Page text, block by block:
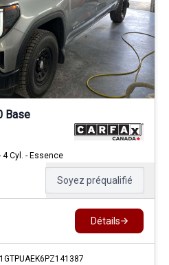
Base
4 Cyl. - Essence
Soyez préqualifié
Détails